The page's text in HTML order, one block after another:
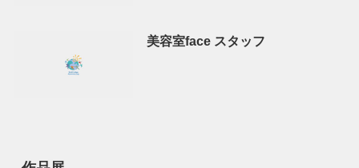
美容室face スタッフ